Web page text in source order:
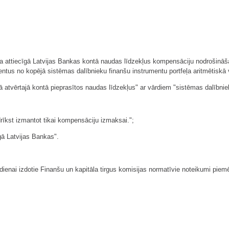
Latvijas Bankas kontā naudas līdzekļus kompensāciju
no kopējā sistēmas dalībnieku finanšu instrumentu portfeļa
kontā pieprasītos naudas līdzekļus" ar vārdiem "sistēmas
izmantot tikai kompensāciju izmaksai.";
Latvijas Bankas".
izdotie Finanšu un kapitāla tirgus komisijas normatīvie noteikumi